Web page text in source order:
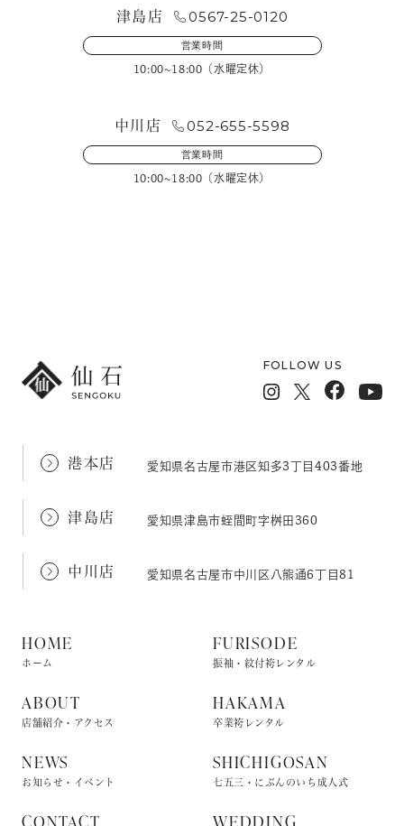
津島店 0567-25-0120
営業時間
10:00~18:00（水曜定休）
中川店 052-655-5598
営業時間
10:00~18:00（水曜定休）
FOLLOW US
港本店 愛知県名古屋市港区知多3丁目403番地
津島店 愛知県津島市蛭間町字桝田360
中川店 愛知県名古屋市中川区八熊通6丁目81
HOME
ホーム
ABOUT
店舗紹介・アクセス
NEWS
お知らせ・イベント
CONTACT
FURISODE
振袖・紋付袴レンタル
HAKAMA
卒業袴レンタル
SHICHIGOSAN
七五三・にぶんのいち成人式
WEDDING